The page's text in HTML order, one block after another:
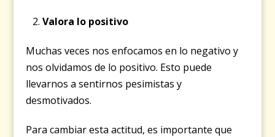
Valora lo positivo
Muchas veces nos enfocamos en lo negativo y
nos olvidamos de lo positivo. Esto puede
llevarnos a sentirnos pesimistas y
desmotivados.
Para cambiar esta actitud, es importante que